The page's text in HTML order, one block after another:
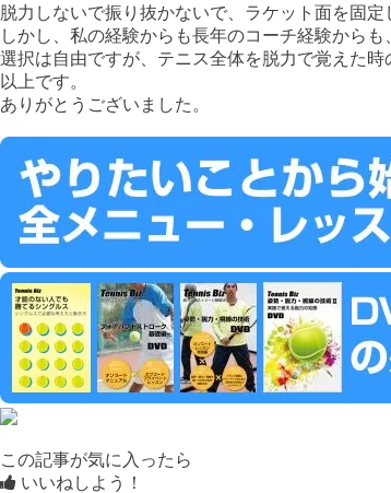
脱力しないで振り抜かないで、ラケット面を固
しかし、私の経験からも長年のコーチ経験から
選択は自由ですが、テニス全体を脱力で覚えた
以上です。
ありがとうございました。
この記事が気に入ったら
いいねしよう！